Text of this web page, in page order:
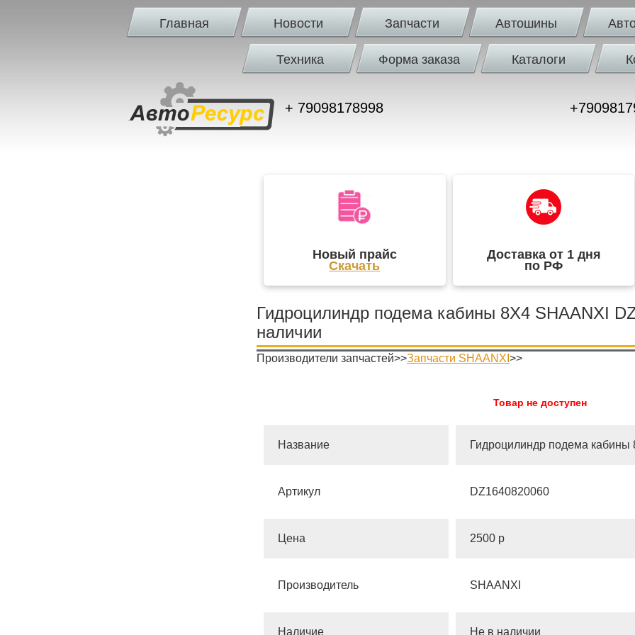
Главная Новости Запчасти Автошины
Техника Форма заказа Каталоги
+ 79098178998
Новый прайс
Скачать
Доставка от 1 дня
по РФ
Гидроцилиндр подема кабины 8X4 SHAANXI
наличии
Производители запчастей>>Запчасти SHAANXI >>
Товар не доступен
Название Гидроцилиндр подема кабины
Артикул DZ1640820060
Цена 2500 р
Производитель SHAANXI
Наличие Не в наличии